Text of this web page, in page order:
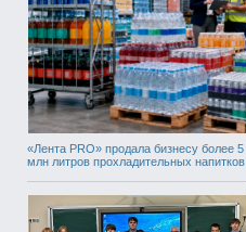
«Лента PRO» продала бизнесу более 5
млн литров прохладительных напитков